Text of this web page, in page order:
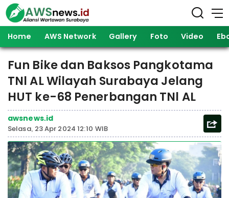
Home AWS Network Gallery Foto Video
Fun Bike dan Baksos Pangkotama
TNl AL Wilayah Surabaya Jelang
HUT ke-68 Penerbangan TNl AL
awsnews.id
Selasa, 23 Apr 2024 12:10 WIB